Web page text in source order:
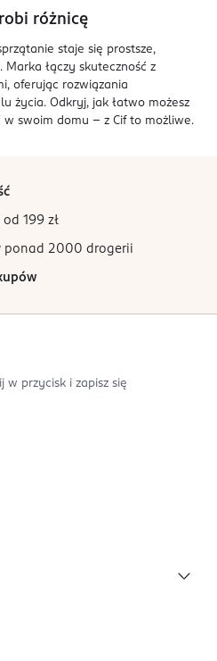
różnicę
staje się prostsze,
łączy skuteczność z
oferując rozwiązania
życia. Odkryj, jak łatwo możesz
w swoim domu – z Cif to możliwe.
od 199 zł
ponad 2000 drogerii
w przycisk i zapisz się